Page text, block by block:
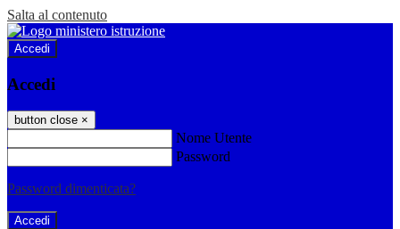
Salta al contenuto
Accedi
Accedi
button close ×
Nome Utente
Password
Password dimenticata?